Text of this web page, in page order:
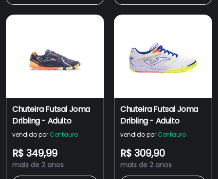
Chuteira Futsal Joma
Dribling - Adulto
vendido por Centauro
R$ 349,99
mais de 2 anos
Chuteira Futsal Joma
Dribling - Adulto
vendido por Centauro
R$ 309,90
mais de 2 anos